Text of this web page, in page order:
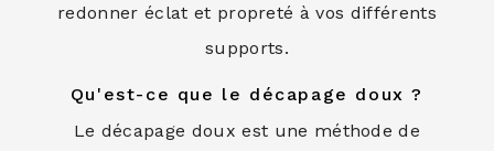
redonner éclat et propreté à vos différents
supports.
Qu'est-ce que le décapage doux ?
Le décapage doux est une méthode de